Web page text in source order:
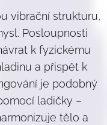
vibrační strukturu,
Posloupnosti
k fyzickému
a přispět k
je podobný
ladičky –
tělo a